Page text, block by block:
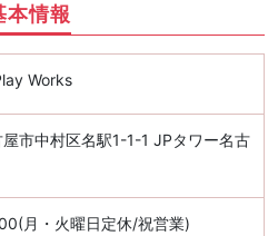
本情報
Works
市中村区名駅1-1-1 JPタワー名古
月・火曜日定休/祝営業)